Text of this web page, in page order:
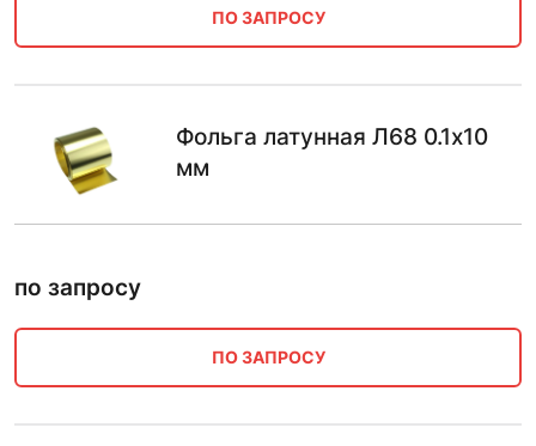
ПО ЗАПРОСУ
Фольга латунная Л68 0.1х10
мм
по запросу
ПО ЗАПРОСУ